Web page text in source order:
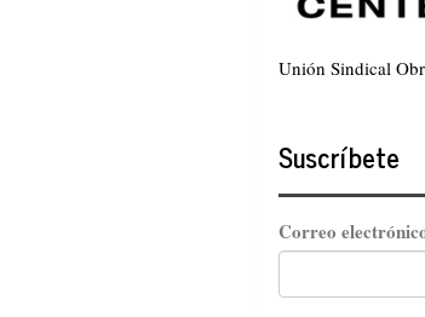
Unión Sindical
Suscríbete
Correo